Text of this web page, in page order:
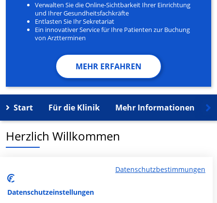
Verwalten Sie die Online-Sichtbarkeit Ihrer Einrichtung
und Ihrer Gesundheitsfachkräfte
Entlasten Sie Ihr Sekretariat
Ein innovativer Service für Ihre Patienten zur Buchung
von Arztterminen
MEHR ERFAHREN
Start Für die Klinik Mehr Informationen
Herzlich Willkommen
in der An der Wipper 2 ist ein medizinisches
Versorgungszentrum in Bad Frankenhausen.
Datenschutzbestimmungen
Datenschutzeinstellungen